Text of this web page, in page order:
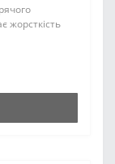
жорсткість